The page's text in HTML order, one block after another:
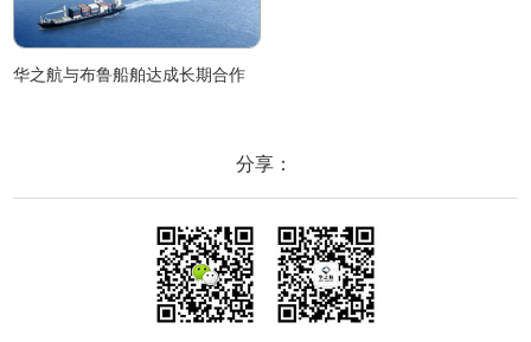
华之航与布鲁船舶达成长期合作
分享：